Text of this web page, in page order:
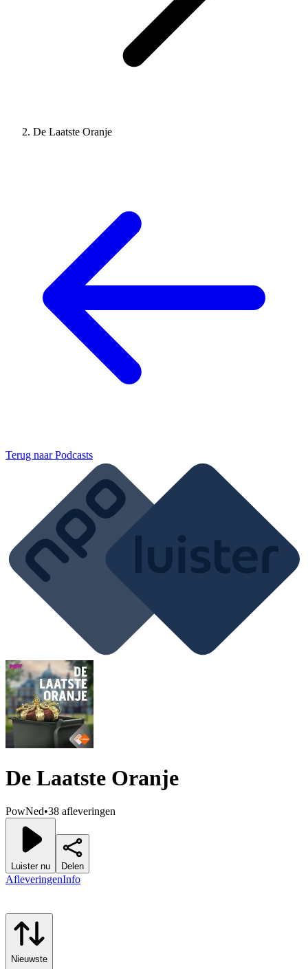
De Laatste Oranje
Terug naarPodcasts
De Laatste Oranje
PowNed•38 afleveringen
Luister nu Delen
AfleveringenInfo
Nieuwste